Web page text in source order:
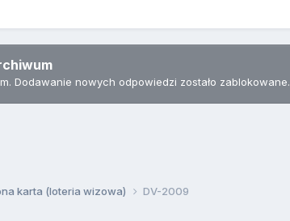
Dodawanie nowych odpowiedzi zostało zablokowane.
karta (loteria wizowa) DV-2009